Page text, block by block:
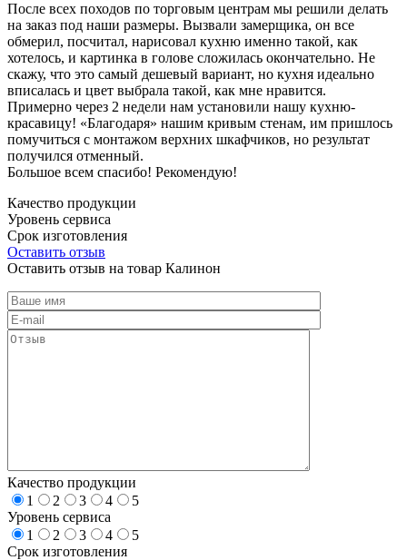
После всех походов по торговым центрам мы решили делать
на заказ под наши размеры. Вызвали замерщика, он все
обмерил, посчитал, нарисовал кухню именно такой, как
хотелось, и картинка в голове сложилась окончательно. Не
скажу, что это самый дешевый вариант, но кухня идеально
вписалась и цвет выбрала такой, как мне нравится.
Примерно через 2 недели нам установили нашу кухню-
красавицу! «Благодаря» нашим кривым стенам, им пришлось
помучиться с монтажом верхних шкафчиков, но результат
получился отменный.
Большое всем спасибо! Рекомендую!
Качество продукции
Уровень сервиса
Срок изготовления
Оставить отзыв
Оставить отзыв на товар Калинон
Качество продукции
1
2 3 4
5
Уровень сервиса
1
2 3 4
5
Срок изготовления